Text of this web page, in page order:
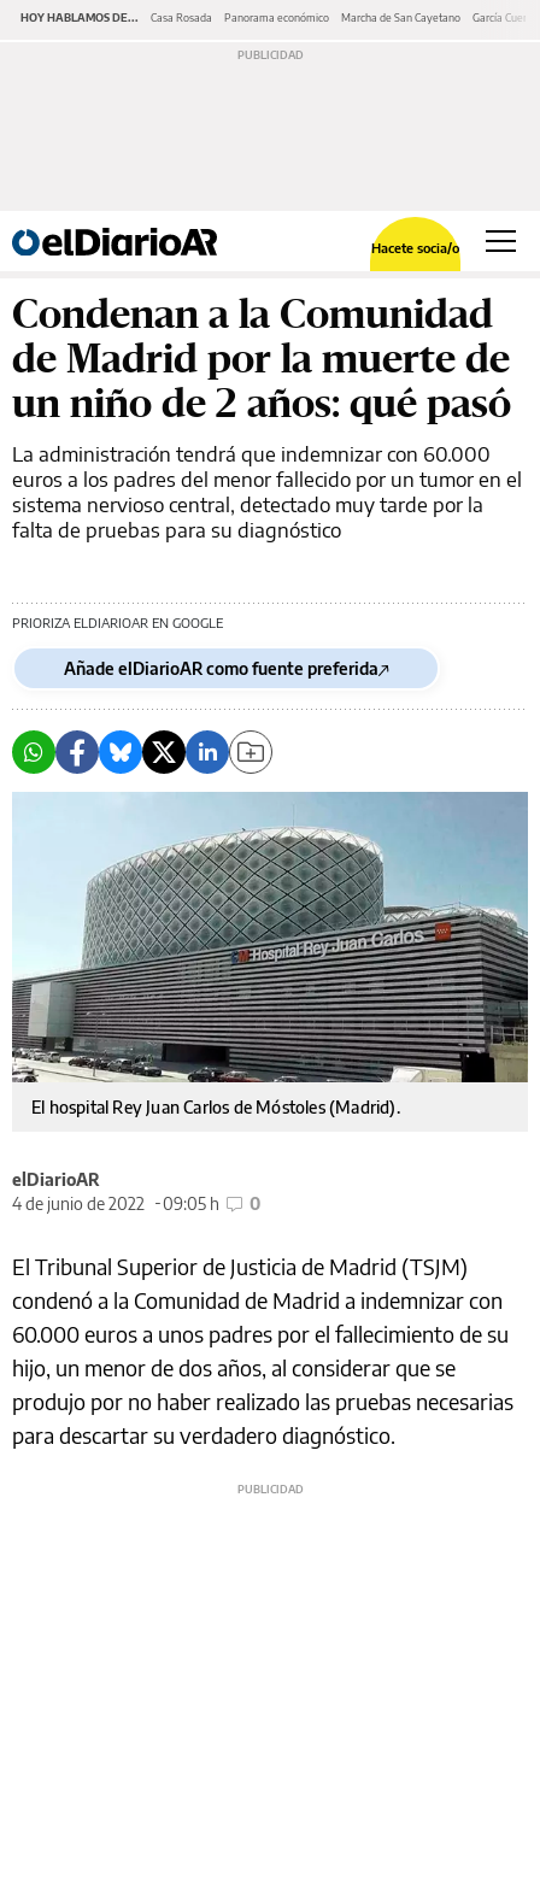
HOY HABLAMOS DE... Casa Rosada Panorama económico Marcha de San Cayetano García Cuerva
Hacete socia/o
Condenan a la Comunidad
de Madrid por la muerte de
un niño de 2 años: qué pasó
La administración tendrá que indemnizar con 60.000
euros a los padres del menor fallecido por un tumor en el
sistema nervioso central, detectado muy tarde por la
falta de pruebas para su diagnóstico
PRIORIZA ELDIARIOAR EN GOOGLE
Añade elDiarioAR como fuente preferida
El hospital Rey Juan Carlos de Móstoles (Madrid).
elDiarioAR
4 de junio de 2022
09:05 h 0
El Tribunal Superior de Justicia de Madrid (TSJM)
condenó a la Comunidad de Madrid a indemnizar con
60.000 euros a unos padres por el fallecimiento de su
hijo, un menor de dos años, al considerar que se
produjo por no haber realizado las pruebas necesarias
para descartar su verdadero diagnóstico.